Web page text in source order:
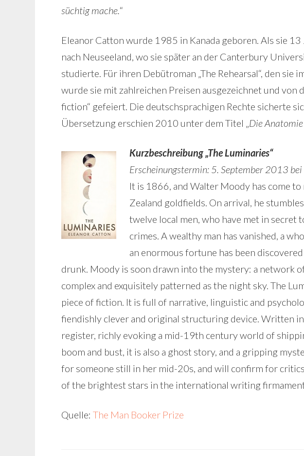
süchtig mache.“
Eleanor Catton wurde 1985 in Kanada geboren. Als sie 13
nach Neuseeland, wo sie später an der Canterbury
studierte. Für ihren Debütroman „The Rehearsal“, den sie
wurde sie mit zahlreichen Preisen ausgezeichnet und von
fiction“ gefeiert. Die deutschsprachigen Rechte sicherte
Übersetzung erschien 2010 unter dem Titel „Die
Kurzbeschreibung „The Luminaries“
Erscheinungstermin: 5. September 2013
It is 1866, and Walter Moody has come
Zealand goldfields. On arrival, he
twelve local men, who have met in secret
crimes. A wealthy man has vanished, a
an enormous fortune has been
drunk. Moody is soon drawn into the mystery: a network
complex and exquisitely patterned as the night sky. The
piece of fiction. It is full of narrative, linguistic and
fiendishly clever and original structuring device. Written
register, richly evoking a mid-19th century world of
boom and bust, it is also a ghost story, and a gripping
for someone still in her mid-20s, and will confirm for
of the brightest stars in the international writing
Quelle: The Man Booker Prize